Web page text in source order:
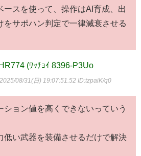
ースを使って、操作はAI育成、出
をサポハン判定で一律減衰させる
(ﾜｯﾁｮｲ 8396-P3Uo
2025/08/31(日) 19:07:51.52 ID:tzpaiK/q0
ション値を高くできないっていう
低い武器を装備させるだけで解決